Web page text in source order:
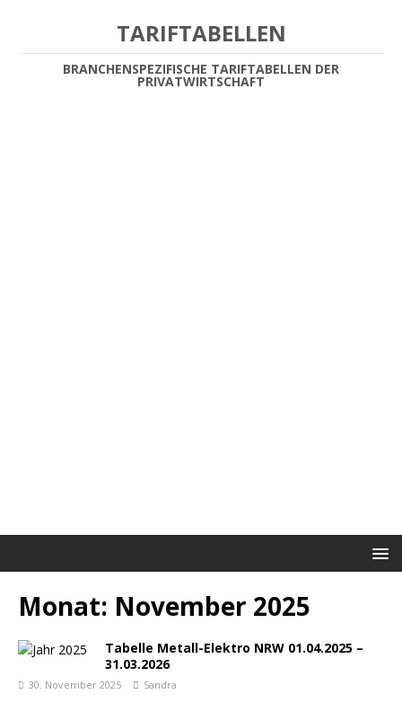
TARIFTABELLEN
BRANCHENSPEZIFISCHE TARIFTABELLEN DER
PRIVATWIRTSCHAFT
Monat: November 2025
Tabelle Metall-Elektro NRW 01.04.2025 –
31.03.2026
30. November 2025 Sandra